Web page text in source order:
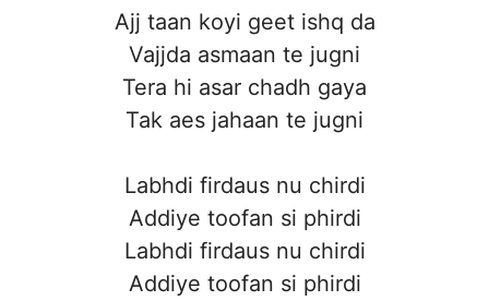
Ajj taan koyi geet ishq da
Vajjda asmaan te jugni
Tera hi asar chadh gaya
Tak aes jahaan te jugni
Labhdi firdaus nu chirdi
Addiye toofan si phirdi
Labhdi firdaus nu chirdi
Addiye toofan si phirdi